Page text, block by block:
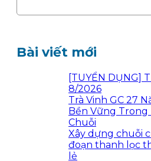
Bài viết mới
[TUYỂN DỤNG]
8/2026
Trà Vinh GC 27
Bền Vững Trong
Chuỗi
Xây dựng chuỗi
đoạn thanh lọc
lẻ